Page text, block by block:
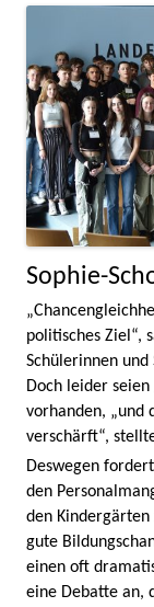
Sophie-
politisches Ziel“,
Schülerinnen und
Doch leider
vorhanden, „und
verschärft“,
Deswegen
den
den
gute
einen oft
eine Debatte an,